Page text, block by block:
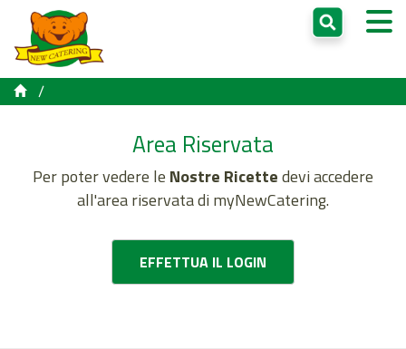
/
Area Riservata
Per poter vedere le Nostre Ricettedevi accedere
all'area riservata di myNewCatering.
EFFETTUA IL LOGIN